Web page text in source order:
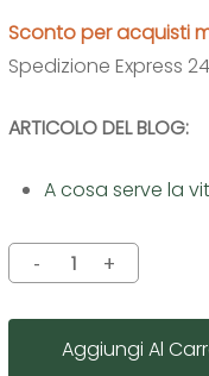
Sconto per acquisti
Spedizione Express
ARTICOLO DEL BLOG:
A cosa serve la
Aggiungi Al